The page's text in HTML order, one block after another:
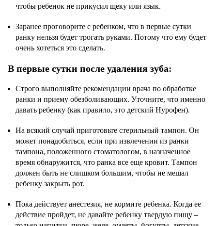
чтобы ребенок не прикусил щеку или язык.
Заранее проговорите с ребенком, что в первые сутки
ранку нельзя будет трогать руками. Потому что ему будет
очень хотеться это сделать.
В первые сутки после удаления зуба:
Строго выполняйте рекомендации врача по обработке
ранки и приему обезболивающих. Уточните, что именно
давать ребенку (как правило, это детский Нурофен).
На всякий случай приготовьте стерильный тампон. Он
может понадобиться, если при извлечении из ранки
тампона, положенного стоматологом, в назначенное
время обнаружится, что ранка все еще кровит. Тампон
должен быть не слишком большим, чтобы не мешал
ребенку закрыть рот.
Пока действует анестезия, не кормите ребенка. Когда ее
действие пройдет, не давайте ребенку твердую пищу –